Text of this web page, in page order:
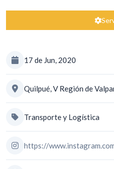
17 de Jun, 2020
Quilpué, V Región de
Transporte y Logística
https://